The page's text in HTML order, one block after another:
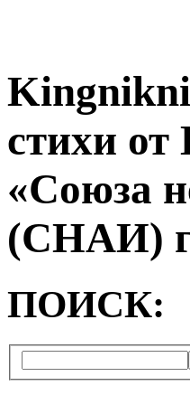
стихи
«Союза
(СНАИ)
ПОИСК: